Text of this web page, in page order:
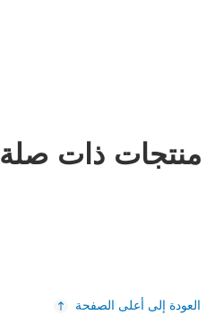
منتجات ذات صلة
العودة إلى أعلى الصفحة